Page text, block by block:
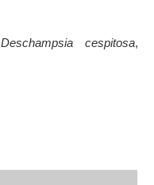
Deschampsia cespitosa,